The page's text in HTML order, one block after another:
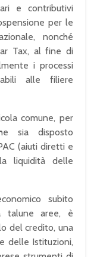
e contributivi
per le
nonché
Tax, al fine di
i processi
alle filiere
comune, per
sia disposto
(aiuti diretti e
liquidità delle
subito
talune aree, è
del credito, una
delle Istituzioni,